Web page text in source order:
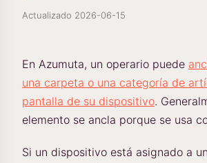
Actualizado 2026-06-15
En Azumuta, un operario puede
una carpeta o una categoría de
pantalla de su dispositivo.
elemento se ancla porque se usa
Si un dispositivo está asignado a